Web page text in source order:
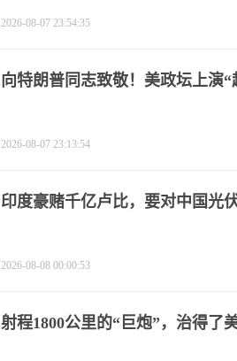
2026-08-07 23:54:35
向特朗普同志致敬！美政坛上演“
2026-08-07 23:13:54
印度豪赌千亿卢比，要对中国光
2026-08-08 00:00:53
射程1800公里的“巨炮”，治得了